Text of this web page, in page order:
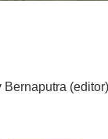
Bernaputra (editor)